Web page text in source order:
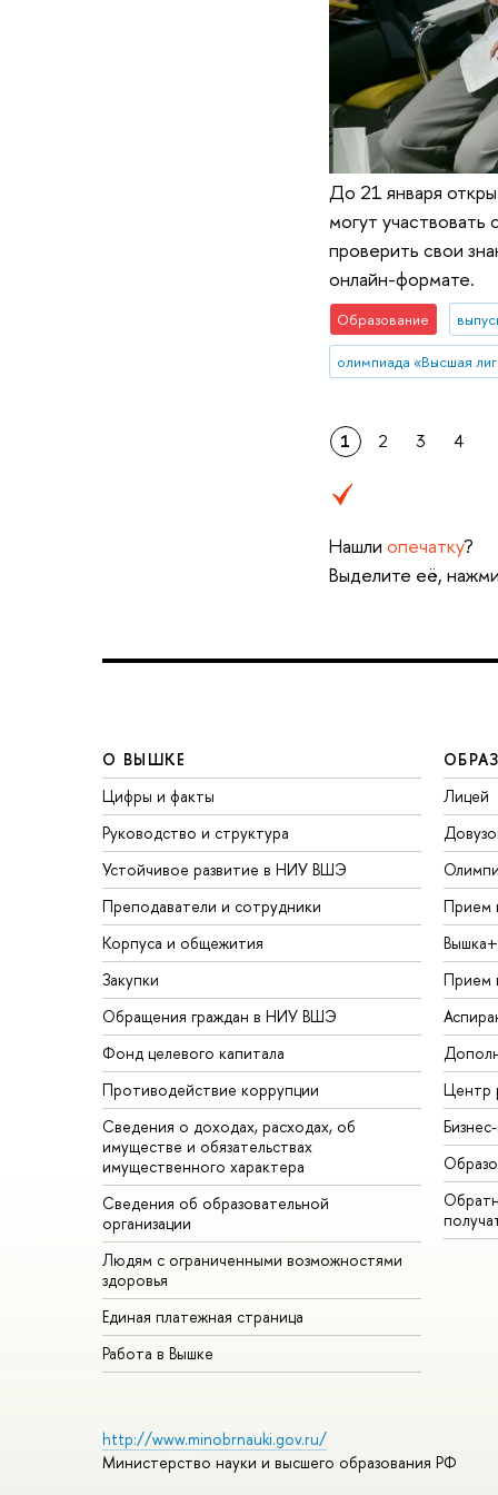
До 21 января
могут
проверить свои
онлайн-формате.
Образование
олимпиада «Высшая
1 2 3 4
Нашли опечатку?
Выделите её,
О ВЫШКЕ
Цифры и факты
Руководство и структура
Устойчивое развитие в НИУ ВШЭ
Преподаватели и сотрудники
Корпуса и общежития
Закупки
Обращения граждан в НИУ ВШЭ
Фонд целевого капитала
Противодействие коррупции
Сведения о доходах, расходах, об
имуществе и обязательствах
имущественного характера
Сведения об образовательной
организации
Людям с ограниченными возможностями
здоровья
Единая платежная страница
Работа в Вышке
Лицей
Прием
Вышка+
Прием
Центр
http://www.minobrnauki.gov.ru/
Министерство науки и высшего образования РФ